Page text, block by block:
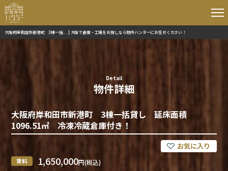
大阪府岸和田市新港町 3棟一括... | 大阪で倉庫・工場をお探しなら物件ハンターにお任せください！
Detail
物件詳細
大阪府岸和田市新港町 3棟一括貸し 延床面積
1096.51㎡ 冷凍冷蔵倉庫付き！
賃料 1,650,000円(税込)